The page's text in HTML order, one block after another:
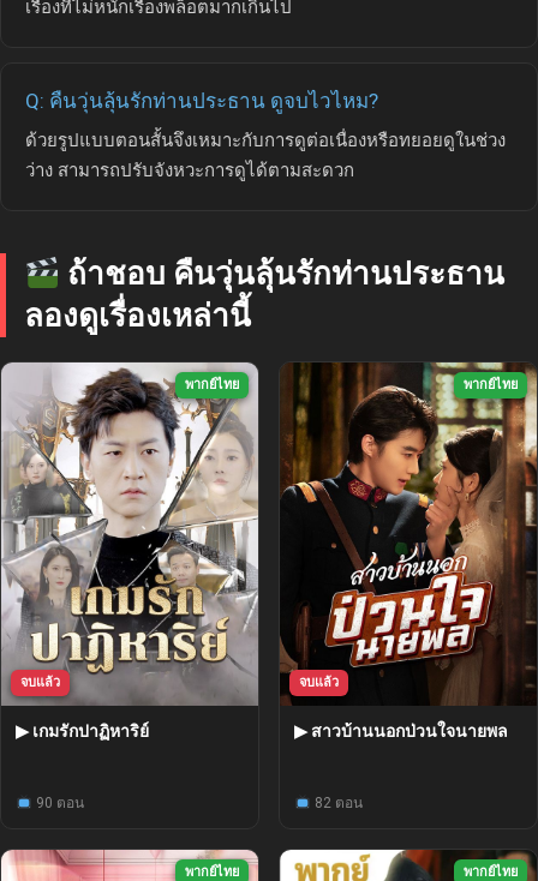
เรื่องที่ไม่หนักเรื่องพล็อตมากเกินไป
Q: คืนวุ่นลุ้นรักท่านประธาน ดูจบไวไหม?
ด้วยรูปแบบตอนสั้นจึงเหมาะกับการดูต่อเนื่องหรือทยอยดูในช่วง
ว่าง สามารถปรับจังหวะการดูได้ตามสะดวก
ถ้าชอบ คืนวุ่นลุ้นรักท่านประธาน
ลองดูเรื่องเหล่านี้
พากย์ไทย
จบแล้ว
▶ เกมรักปาฏิหาริย์
90 ตอน
พากย์ไทย
จบแล้ว
▶ สาวบ้านนอกป่วนใจนายพล
82 ตอน
พากย์ไทย พากย์ไทย